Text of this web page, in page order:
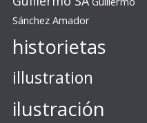
Sánchez Amador
historietas
illustration
ilustración